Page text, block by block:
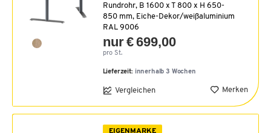
Rundrohr, B 1600 x T 800 x H 650-
850 mm, Eiche-Dekor/weißaluminium
RAL 9006
nur € 699,00
pro St.
Lieferzeit: innerhalb 3 Wochen
Vergleichen Merken
EIGENMARKE